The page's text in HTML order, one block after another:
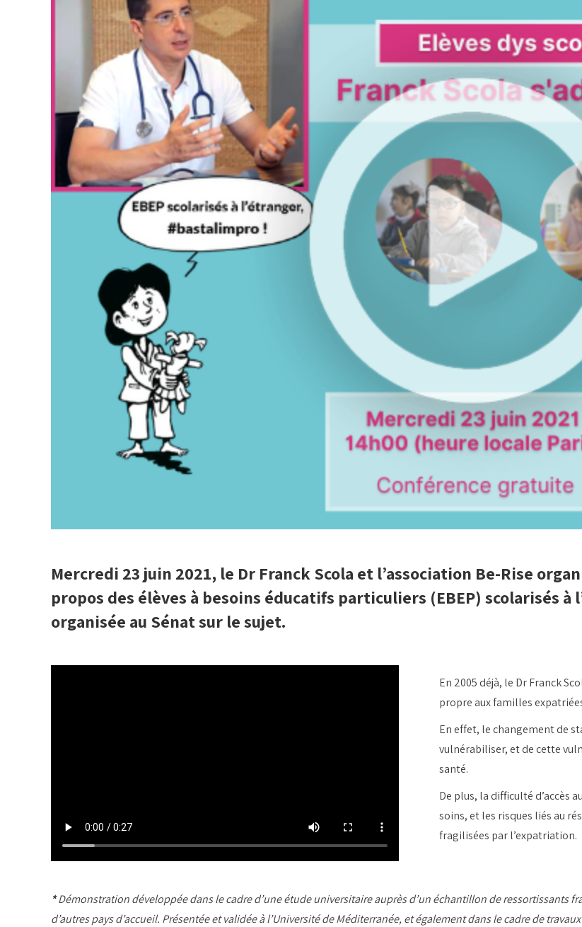
Mercredi 23 juin 2021, le Dr Franck Scola et l’association Be-Rise
propos des élèves à besoins éducatifs particuliers (EBEP) scolarisés à
organisée au Sénat sur le sujet.
En 2005 déjà, le Dr Franck
propre aux familles
En effet, le changement de
vulnérabiliser, et de cette
santé.
De plus, la difficulté d’accès
soins, et les risques liés au
fragilisées par l’expatriation.
*Démonstration développée dans le cadre d’une étude universitaire auprès d’un échantillon de ressortissants
d’autres pays d’accueil. Présentée et validée à l’Université de Méditerranée, et également dans le cadre de